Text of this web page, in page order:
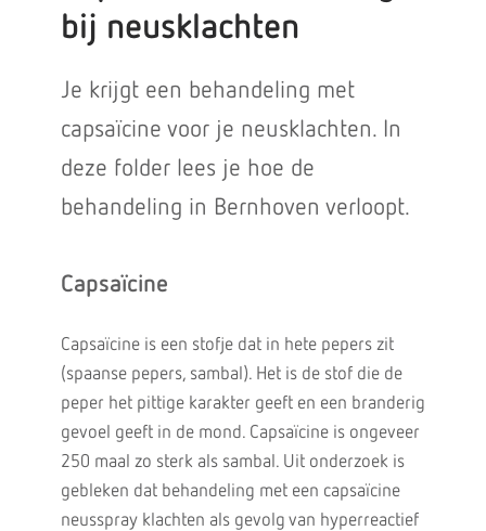
bij neusklachten
Je krijgt een behandeling met
capsaïcine voor je neusklachten. In
deze folder lees je hoe de
behandeling in Bernhoven verloopt.
Capsaïcine
Capsaïcine is een stofje dat in hete pepers zit
(spaanse pepers, sambal). Het is de stof die de
peper het pittige karakter geeft en een branderig
gevoel geeft in de mond. Capsaïcine is ongeveer
250 maal zo sterk als sambal. Uit onderzoek is
gebleken dat behandeling met een capsaïcine
neusspray klachten als gevolg van hyperreactief